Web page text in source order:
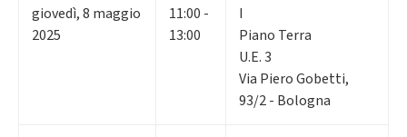
giovedì,8 maggio
2025
11:00 -
13:00
I
Piano Terra
U.E. 3
Via Piero Gobetti,
93/2 - Bologna